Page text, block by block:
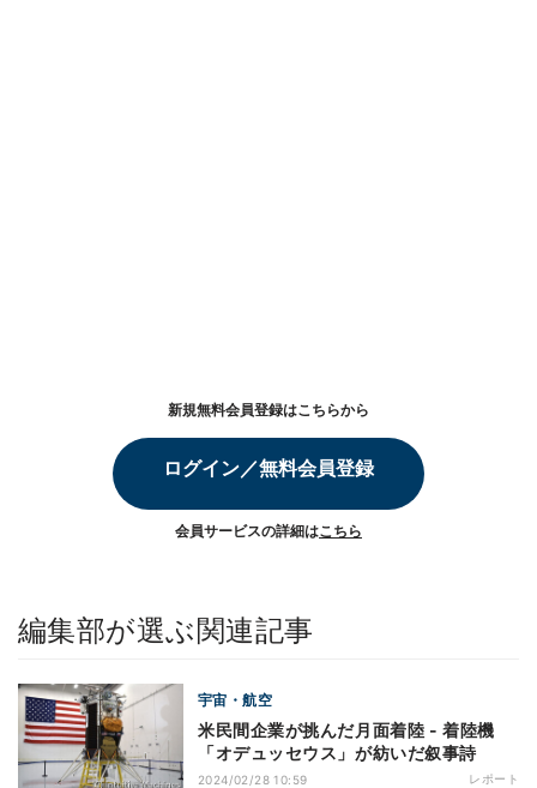
新規無料会員登録はこちらから
ログイン／無料会員登録
会員サービスの詳細はこちら
編集部が選ぶ関連記事
宇宙・航空
米民間企業が挑んだ月面着陸 - 着陸機
「オデュッセウス」が紡いだ叙事詩
2024/02/28 10:59 レポート